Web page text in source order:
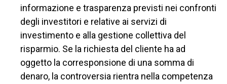
informazione e trasparenza previsti nei confronti
degli investitori e relative ai servizi di
investimento e alla gestione collettiva del
risparmio. Se la richiesta del cliente ha ad
oggetto la corresponsione di una somma di
denaro, la controversia rientra nella competenza